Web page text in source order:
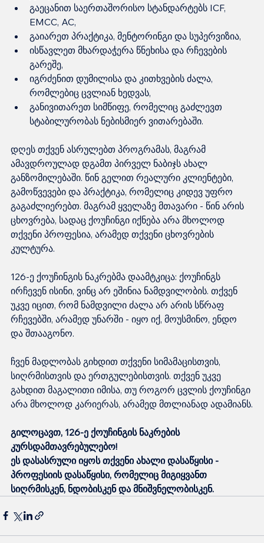
გაეცანით საერთაშორისო სტანდარტებს ICF,
EMCC, AC,
გაიარეთ პრაქტიკა, მენტორინგი და სუპერვიზია,
ისწავლეთ მხარდაჭერა წნეხისა და რჩევების
გარეშე,
იგრძენით დუმილისა და კითხვების ძალა,
რომლებიც ცვლიან ხედვას,
განივითარეთ სიმწიფე, რომელიც გაძლევთ
სტაბილურობას ნებისმიერ ვითარებაში.
დღეს თქვენ ასრულებთ პროგრამას, მაგრამ
ამავდროულად დგამთ პირველ ნაბიჯს ახალ
განზომილებაში. წინ გელით რეალური კლიენტები,
გამოწვევები და პრაქტიკა, რომელიც კიდევ უფრო
გაგაძლიერებთ. მაგრამ ყველაზე მთავარი - წინ არის
ცხოვრება, სადაც ქოუჩინგი იქნება არა მხოლოდ
თქვენი პროფესია, არამედ თქვენი ცხოვრების
კულტურა.
126-ე ქოუჩინგის ნაკრებმა დაამტკიცა: ქოუჩინგს
ირჩევენ ისინი, ვინც არ ეშინია ნამდვილობის. თქვენ
უკვე იცით, რომ ნამდვილი ძალა არ არის სწრაფ
რჩევებში, არამედ უნარში - იყო იქ, მოუსმინო, ენდო
და შთააგონო.
ჩვენ მადლობას გიხდით თქვენი სიმამაცისთვის,
სიღრმისთვის და ერთგულებისთვის. თქვენ უკვე
გახდით მაგალითი იმისა, თუ როგორ ცვლის ქოუჩინგი
არა მხოლოდ კარიერას, არამედ მთლიანად ადამიანს.
გილოცავთ, 126-ე ქოუჩინგის ნაკრების
კურსდამთავრებულებო!
ეს დასასრული იყოს თქვენი ახალი დასაწყისი -
პროფესიის დასაწყისი, რომელიც მიგიყვანთ
სიღრმისკენ, ნდობისკენ და მნიშვნელობისკენ.